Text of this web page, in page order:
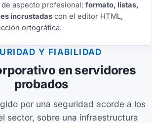
aspecto profesional: formato, listas,
incrustadas con el editor HTML,
ortográfica.
Y FIABILIDAD
en servidores
probados
por una seguridad acorde a los
sector, sobre una infraestructura